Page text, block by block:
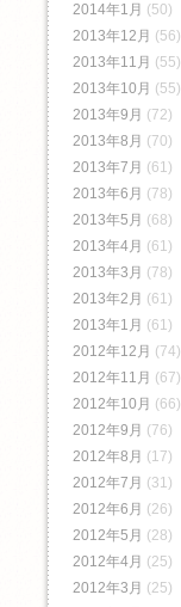
2014年1月 (50)
2013年12月 (56)
2013年11月 (55)
2013年10月 (55)
2013年9月 (72)
2013年8月 (70)
2013年7月 (61)
2013年6月 (78)
2013年5月 (68)
2013年4月 (61)
2013年3月 (78)
2013年2月 (61)
2013年1月 (61)
2012年12月 (74)
2012年11月 (67)
2012年10月 (66)
2012年9月 (76)
2012年8月 (17)
2012年7月 (31)
2012年6月 (26)
2012年5月 (28)
2012年4月 (25)
2012年3月 (25)